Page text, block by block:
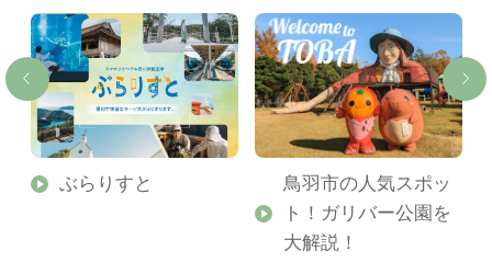
ぶらりすと
鳥羽市の人気スポッ
ト！ガリバー公園を
大解説！